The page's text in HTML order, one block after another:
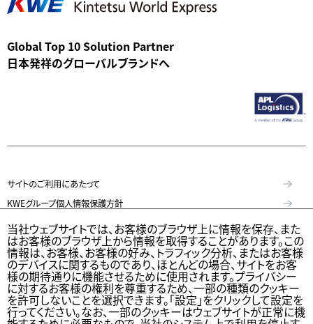
Global Top 10 Solution Partner
日本発祥のグローバルブランドへ
サイトのご利用にあたって
KWEグループ個人情報保護方針
個人情報保護方針
特定個人情報等の適正な取扱いに関する基本方針
KWE Group Social Media Policy（KWEグループソーシャルメディア基本
方針）
ウェブアクセシビリティステートメント
当社ウェブサイトでは、お客様のブラウザ上に情報を保存、また
はお客様のブラウザ上から情報を取得することがあります。この
情報は、お客様、お客様の好み、トラフィック分析、またはお客様
のデバイスに関するものであり、ほとんどの場合、サイトをお客
様の期待通りに機能させるために使用されます。プライバシー
に対するお客様の権利を尊重するため、一部の種類のクッキー
を許可しないことを選択できます。「設定」をクリックして設定を
行ってください。なお、一部のクッキーはウェブサイトが正常に機